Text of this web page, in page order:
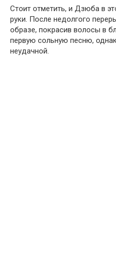
Стоит отметить, и Дзюба в
руки. После недолгого
образе, покрасив волосы в
первую сольную песню,
неудачной.